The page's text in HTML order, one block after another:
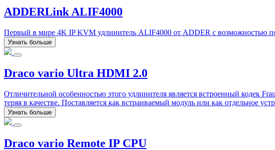
ADDERLink ALIF4000
Первый в мире 4K IP KVM удлинитель ALIF4000 от ADDER с возможностью
Узнать больше
Draco vario Ultra HDMI 2.0
Отличительной особенностью этого удлинителя является встроенный кодек
теряя в качестве. Поставляется как встраиваемый модуль или как отдельное
Узнать больше
Draco vario Remote IP CPU